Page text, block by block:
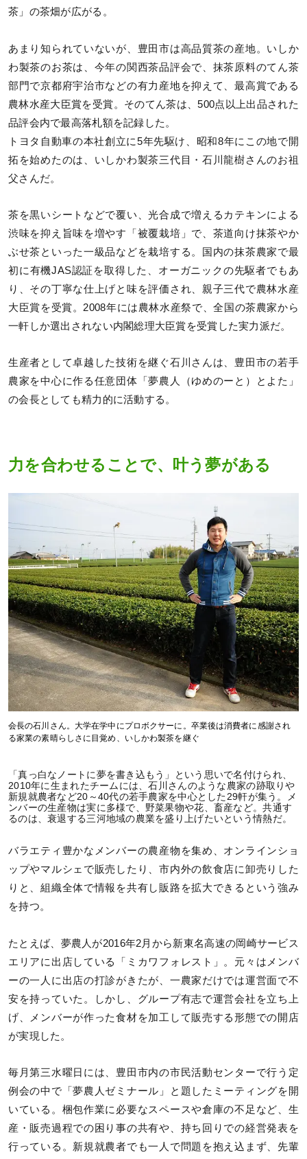
茶」の茶畑が広がる。
あまり知られていないが、豊田市は高品質茶の産地。いしか
わ製茶のお茶は、今年の関西茶品評会で、抹茶原料のてん茶
部門で京都府宇治市などの有力産地を抑えて、最高賞である
農林水産大臣賞を受賞。そのてん茶は、500点以上出品された
品評会内で最高落札額を記録した。
トヨタ自動車の本社創立に5年先駆け、昭和8年にこの地で開
拓を始めたのは、いしかわ製茶三代目・石川龍樹さんのお祖
父さんだ。
茶を黒いシートなどで覆い、光合成で増えるカテキンによる
渋味を抑え旨味を増やす「被覆栽培」で、茶道向け抹茶やか
ぶせ茶といった一級品などを栽培する。国内の抹茶農家で最
初に有機JAS認証を取得した、オーガニックの先駆者でもあ
り、その丁寧な仕上げと味を評価され、親子三代で農林水産
大臣賞を受賞。2008年には農林水産祭で、全国の茶農家から
一軒しか選出されない内閣総理大臣賞を受賞した実力派だ。
生産者として卓越した技術を継ぐ石川さんは、豊田市の若手
農家を中心に作る任意団体「夢農人（ゆめのーと）とよた」
の会長としても精力的に活動する。
力を合わせることで、叶う夢がある
会長の⽯川さん。⼤学在学中にプロボクサーに。卒業後は消費者に感謝され
る家業の素晴らしさに⽬覚め、いしかわ製茶を継ぐ
「真っ白なノートに夢を書き込もう」という思いで名付けられ、
2010年に生まれたチームには、石川さんのような農家の跡取りや
新規就農者など20～40代の若手農家を中心とした29軒が集う。メ
ンバーの生産物は実に多様で、野菜果物や花、畜産など。共通す
るのは、衰退する三河地域の農業を盛り上げたいという情熱だ。
バラエティ豊かなメンバーの農産物を集め、オンラインショ
ップやマルシェで販売したり、市内外の飲食店に卸売りした
りと、組織全体で情報を共有し販路を拡大できるという強み
を持つ。
たとえば、夢農人が2016年2月から新東名高速の岡崎サービス
エリアに出店している「ミカワフォレスト」。元々はメンバ
ーの一人に出店の打診がきたが、一農家だけでは運営面で不
安を持っていた。しかし、グループ有志で運営会社を立ち上
げ、メンバーが作った食材を加工して販売する形態での開店
が実現した。
毎月第三水曜日には、豊田市内の市民活動センターで行う定
例会の中で「夢農人ゼミナール」と題したミーティングを開
いている。梱包作業に必要なスペースや倉庫の不足など、生
産・販売過程での困り事の共有や、持ち回りでの経営発表を
行っている。新規就農者でも一人で問題を抱え込まず、先輩